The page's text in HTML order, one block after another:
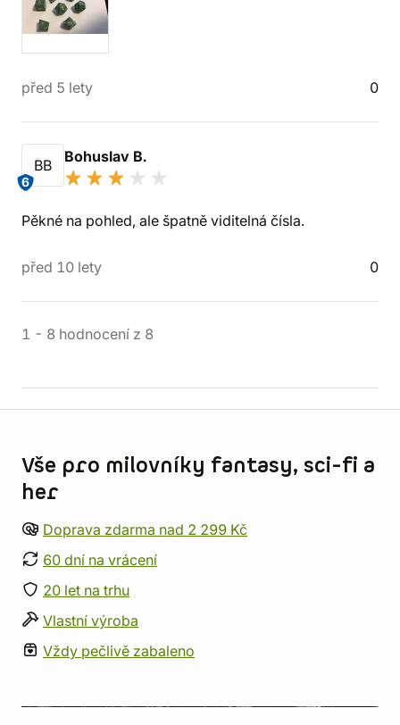
před 5 lety 0
BB
6
Bohuslav B.
Pěkné na pohled, ale špatně viditelná čísla.
před 10 lety 0
1 - 8 hodnocení z 8
Vše pro milovníky fantasy, sci-fi a
her
Doprava zdarma nad 2 299 Kč
60 dní na vrácení
20 let na trhu
Vlastní výroba
Vždy pečlivě zabaleno